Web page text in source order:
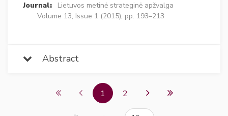
Journal:
Lietuvos metinė strateginė apžvalga
Volume 13, Issue 1 (2015), pp. 193–213
Abstract
1 2